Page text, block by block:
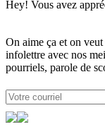
Hey! Vous avez
On aime ça et on
infolettre avec nos
pourriels, parole de